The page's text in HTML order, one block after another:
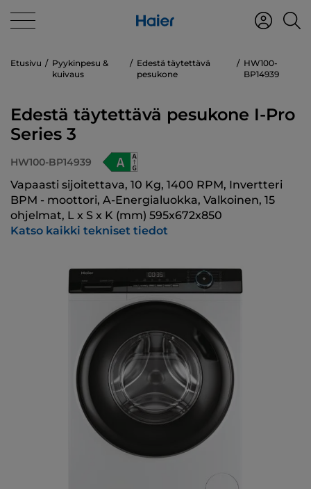
Etusivu
Pyykinpesu &
kuivaus
Edestä täytettävä
pesukone
HW100-
BP14939
Edestä täytettävä pesukone I-Pro
Series 3
HW100-BP14939
Vapaasti sijoitettava, 10 Kg, 1400 RPM, Invertteri
BPM - moottori, A-Energialuokka, Valkoinen, 15
ohjelmat, L x S x K (mm) 595x672x850
Katso kaikki tekniset tiedot